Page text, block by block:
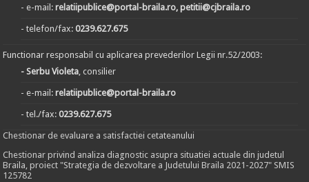
- e-mail:relatiipublice@portal-braila.ro, petitii@cjbraila.ro
- telefon/fax:0239.627.675
Functionar responsabil cu aplicarea prevederilor Legii nr.52/2003:
- Serbu Violeta, consilier
- e-mail:relatiipublice@portal-braila.ro
- tel./fax:0239.627.675
Chestionar de evaluare a satisfactiei cetateanului
Chestionar privind analiza diagnostic asupra situatiei actuale din judetul
Braila, proiect "Strategia de dezvoltare a Judetului Braila 2021-2027" SMIS
125782